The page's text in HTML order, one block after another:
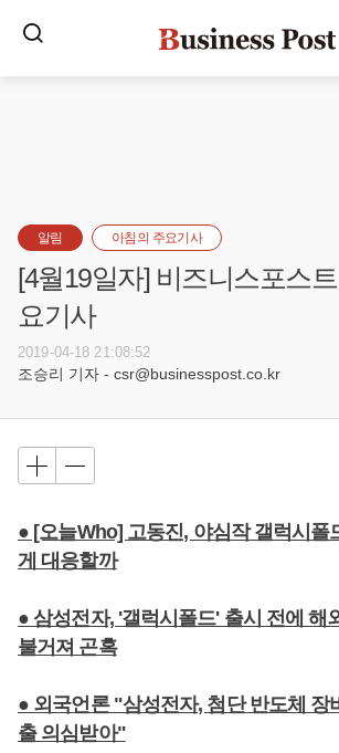
알림 아침의 주요기사
[4월19일자] 비즈니스포스
요기사
2019-04-18 21:08:52
조승리 기자 - csr@businesspost.co.kr
● [오늘Who] 고동진, 야심작 갤럭시폴
게 대응할까
● 삼성전자, '갤럭시폴드' 출시 전에 해
불거져 곤혹
● 외국언론 "삼성전자, 첨단 반도체 장
출 의심받아"